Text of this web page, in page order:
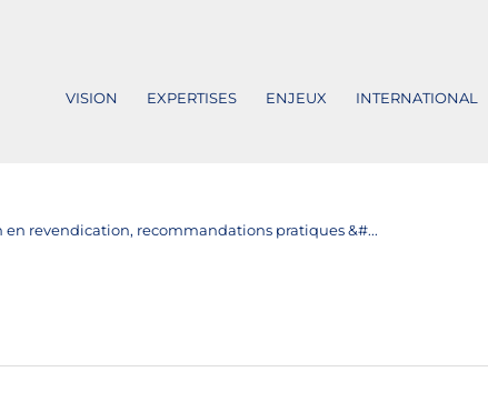
VISION EXPERTISES ENJEUX INTERNATIONAL
en revendication, recommandations pratiques &#...